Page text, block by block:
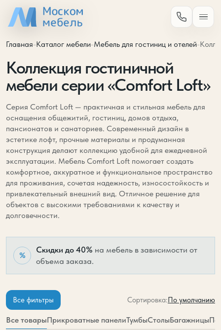
Главная-Каталог мебели-Мебель для гостиниц и отелей-
Коллекция гостиничной
мебели серии «Comfort Loft»
Серия Comfort Loft — практичная и стильная мебель для
оснащения общежитий, гостиниц, домов отдыха,
пансионатов и санаториев. Современный дизайн в
эстетике лофт, прочные материалы и продуманная
конструкция делают коллекцию удобной для ежедневной
эксплуатации. Мебель Comfort Loft помогает создать
комфортное, аккуратное и функциональное пространство
для проживания, сочетая надежность, износостойкость и
привлекательный внешний вид. Отличное решение для
объектов с высокими требованиями к качеству и
долговечности.
%
Скидки до 40% на мебель в зависимости от
объема заказа.
Все фильтры
Все товарыПрикроватные панелиТумбыСтолыБагажницы
Сортировка:По умолчанию